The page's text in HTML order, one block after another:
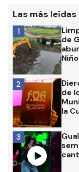
Las más leídas
de
Niño
1
de
la
2
3